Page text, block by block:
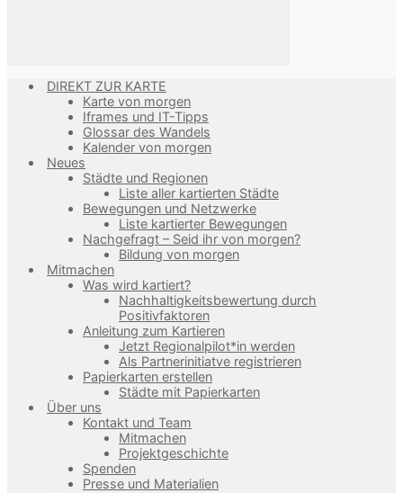
DIREKT ZUR KARTE
Karte von morgen
Iframes und IT-Tipps
Glossar des Wandels
Kalender von morgen
Neues
Städte und Regionen
Liste aller kartierten Städte
Bewegungen und Netzwerke
Liste kartierter Bewegungen
Nachgefragt – Seid ihr von morgen?
Bildung von morgen
Mitmachen
Was wird kartiert?
Nachhaltigkeitsbewertung durch
Positivfaktoren
Anleitung zum Kartieren
Jetzt Regionalpilot*in werden
Als Partnerinitiatve registrieren
Papierkarten erstellen
Städte mit Papierkarten
Über uns
Kontakt und Team
Mitmachen
Projektgeschichte
Spenden
Presse und Materialien